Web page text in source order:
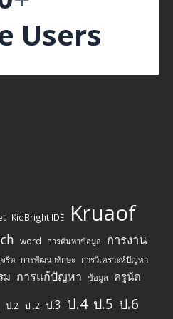
Users
KidBright IDE Kruaof
word การค้นหาข้อมูล
การงาน
ริต การพัฒนาทักษะ การวิเคราะห์ปัญหา
ม การแก้ปัญหา ข้อมูล ครูนัด
ป.2 ป .2 ป.3 ป.4 ป.5 ป.6